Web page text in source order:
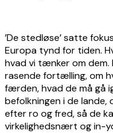
’De stedløse’ satte
Europa tynd for tiden.
hvad vi tænker om dem.
rasende fortælling, om
færden, hvad de må gå
befolkningen i de lande,
efter ro og fred, så de
virkelighedsnært og in-